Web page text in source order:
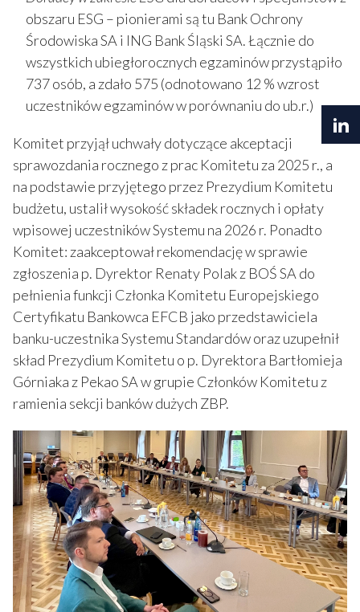
obszaru ESG – pionierami są tu Bank Ochrony
Środowiska SA i ING Bank Śląski SA. Łącznie do
wszystkich ubiegłorocznych egzaminów przystąpiło
737 osób, a zdało 575 (odnotowano 12 % wzrost
uczestników egzaminów w porównaniu do ub.r.)
Komitet przyjął uchwały dotyczące akceptacji
sprawozdania rocznego z prac Komitetu za 2025 r., a
na podstawie przyjętego przez Prezydium Komitetu
budżetu, ustalił wysokość składek rocznych i opłaty
wpisowej uczestników Systemu na 2026 r. Ponadto
Komitet: zaakceptował rekomendację w sprawie
zgłoszenia p. Dyrektor Renaty Polak z BOŚ SA do
pełnienia funkcji Członka Komitetu Europejskiego
Certyfikatu Bankowca EFCB jako przedstawiciela
banku-uczestnika Systemu Standardów oraz uzupełnił
skład Prezydium Komitetu o p. Dyrektora Bartłomieja
Górniaka z Pekao SA w grupie Członków Komitetu z
ramienia sekcji banków dużych ZBP.